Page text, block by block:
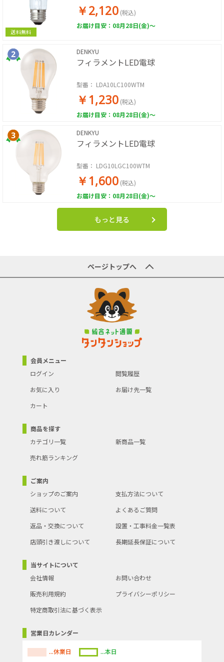
送料無料
￥2,120 (税込)
お届け目安：08月28日(金)～
DENKYU
フィラメントLED電球
型番： LDA10LC100WTM
￥1,230 (税込)
お届け目安：08月28日(金)～
DENKYU
フィラメントLED電球
型番： LDG10LGC100WTM
￥1,600 (税込)
お届け目安：08月28日(金)～
もっと見る
ページトップへ
会員メニュー
ログイン
閲覧履歴
お気に入り
お届け先一覧
カート
商品を探す
カテゴリ一覧
新商品一覧
売れ筋ランキング
ご案内
ショップのご案内
支払方法について
送料について
よくあるご質問
返品・交換について
設置・工事料金一覧表
店頭引き渡しについて
長期延長保証について
当サイトについて
会社情報
お問い合わせ
販売利用規約
プライバシーポリシー
特定商取引法に基づく表示
営業日カレンダー
...休業日 ...本日